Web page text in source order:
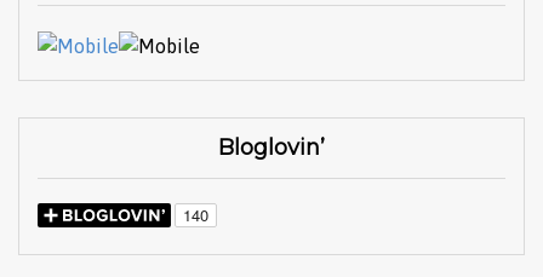
Bloglovin’